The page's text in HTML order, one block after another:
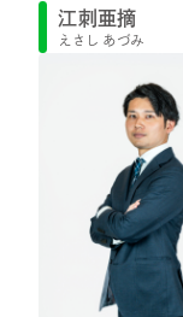
江刺亜摘
えさし あづみ